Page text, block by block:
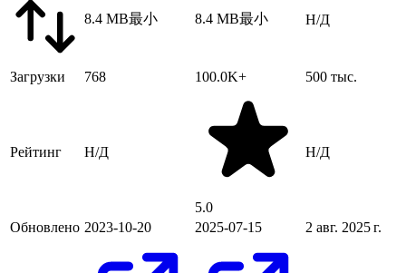
8.4 MB最小 8.4 MB最小 Н/Д
Загрузки 768 100.0K+ 500 тыс.
Рейтинг Н/Д
5.0
Н/Д
Обновлено 2023-10-20 2025-07-15 2 авг. 2025 г.